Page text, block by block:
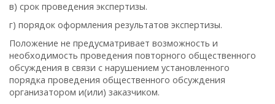
в) срок проведения экспертизы.
г) порядок оформления результатов экспертизы.
Положение не предусматривает возможность и
необходимость проведения повторного общественного
обсуждения в связи с нарушением установленного
порядка проведения общественного обсуждения
организатором и(или) заказчиком.